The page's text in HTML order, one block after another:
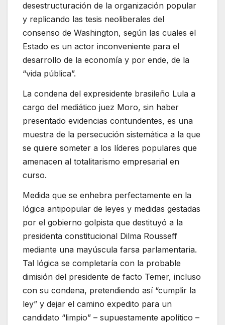
desestructuración de la organización popular
y replicando las tesis neoliberales del
consenso de Washington, según las cuales el
Estado es un actor inconveniente para el
desarrollo de la economía y por ende, de la
“vida pública”.
La condena del expresidente brasileño Lula a
cargo del mediático juez Moro, sin haber
presentado evidencias contundentes, es una
muestra de la persecución sistemática a la que
se quiere someter a los líderes populares que
amenacen al totalitarismo empresarial en
curso.
Medida que se enhebra perfectamente en la
lógica antipopular de leyes y medidas gestadas
por el gobierno golpista que destituyó a la
presidenta constitucional Dilma Rousseff
mediante una mayúscula farsa parlamentaria.
Tal lógica se completaría con la probable
dimisión del presidente de facto Temer, incluso
con su condena, pretendiendo así “cumplir la
ley” y dejar el camino expedito para un
candidato “limpio” – supuestamente apolítico –